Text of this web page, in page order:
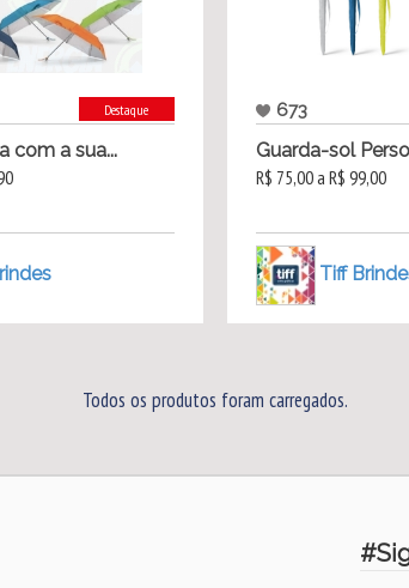
Destaque
com a sua...
673
Guarda-sol
R$ 75,00 a R$ 99,00
Tiff
Todos os produtos foram carregados.